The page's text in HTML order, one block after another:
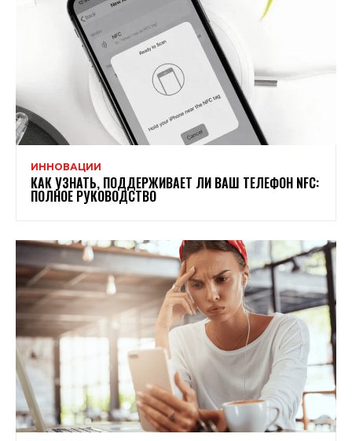
ИННОВАЦИИ
КАК УЗНАТЬ, ПОДДЕРЖИВАЕТ ЛИ ВАШ ТЕЛЕФОН NFC:
ПОЛНОЕ РУКОВОДСТВО